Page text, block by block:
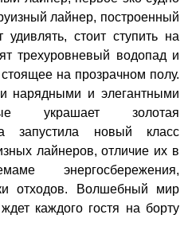
лайнер, построенный
стоит ступить на
трехуровневый водопад и
на прозрачном полу.
нарядными и элегантными
украшает золотая
запустила новый класс
лайнеров, отличие их в
энергосбережения,
отходов. Волшебный мир
каждого гостя на борту